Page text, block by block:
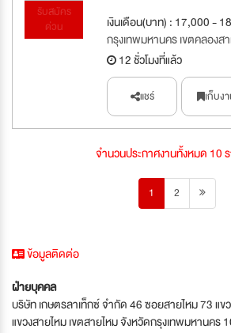
รับสมัคร
ด่วน
เงินเดือน(บาท) : 17,000 -
กรุงเทพมหานคร เขตคลองส
12 ชั่วโมงที่แล้ว
แชร์ เก็บง
จำนวนประกาศงานทั้งหมด 10
1 2
ข้อมูลติดต่อ
ฝ่ายบุคคล
บริษัท เกษตรลาเท็กซ์ จำกัด 46 ซอยสายไหม 73 แข
แขวงสายไหม เขตสายไหม จังหวัดกรุงเทพมหานคร